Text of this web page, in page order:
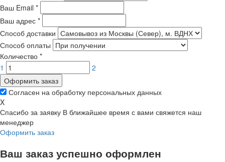
Ваш Email *
Ваш адрес *
Способ доставки
Способ оплаты
Количество *
1
2
Оформить заказ
Согласен на обработку персональных данных
X
Спасибо за заявку В ближайшее время с вами свяжется наш
менеджер
Оформить заказ
Ваш заказ успешно оформлен